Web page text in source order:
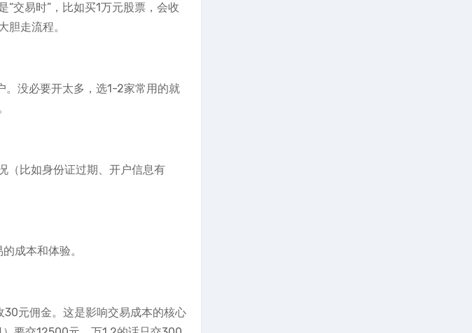
交易时”，比如买1万元股票，会收
胆走流程。
。没必要开太多，选1-2家常用的就
（比如身份证过期、开户信息有
成本和体验。
元佣金。这是影响交易成本的核心